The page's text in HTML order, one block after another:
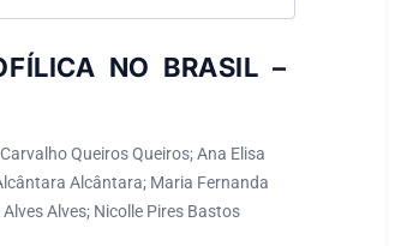
NO BRASIL –
Queiros Queiros; Ana Elisa
Alcântara; Maria Fernanda
Alves; Nicolle Pires Bastos